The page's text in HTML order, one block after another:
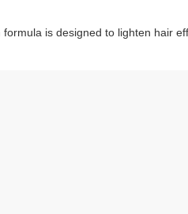
is designed to lighten hair